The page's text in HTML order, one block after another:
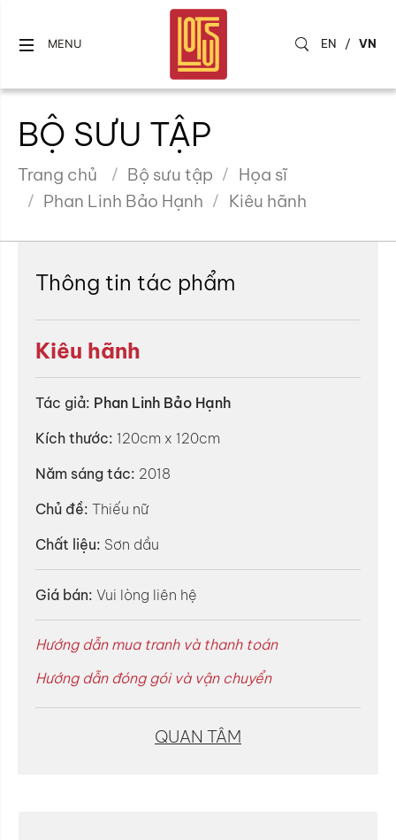
MENU EN / VN
BỘ SƯU TẬP
Trang chủ Bộ sưu tập
Họa sĩ
Phan Linh Bảo Hạnh
Kiêu hãnh
Thông tin tác phẩm
Kiêu hãnh
Tác giả: Phan Linh Bảo Hạnh
Kích thước: 120cm x 120cm
Năm sáng tác: 2018
Chủ đề: Thiếu nữ
Chất liệu: Sơn dầu
Giá bán: Vui lòng liên hệ
Hướng dẫn mua tranh và thanh toán
Hướng dẫn đóng gói và vận chuyển
QUAN TÂM